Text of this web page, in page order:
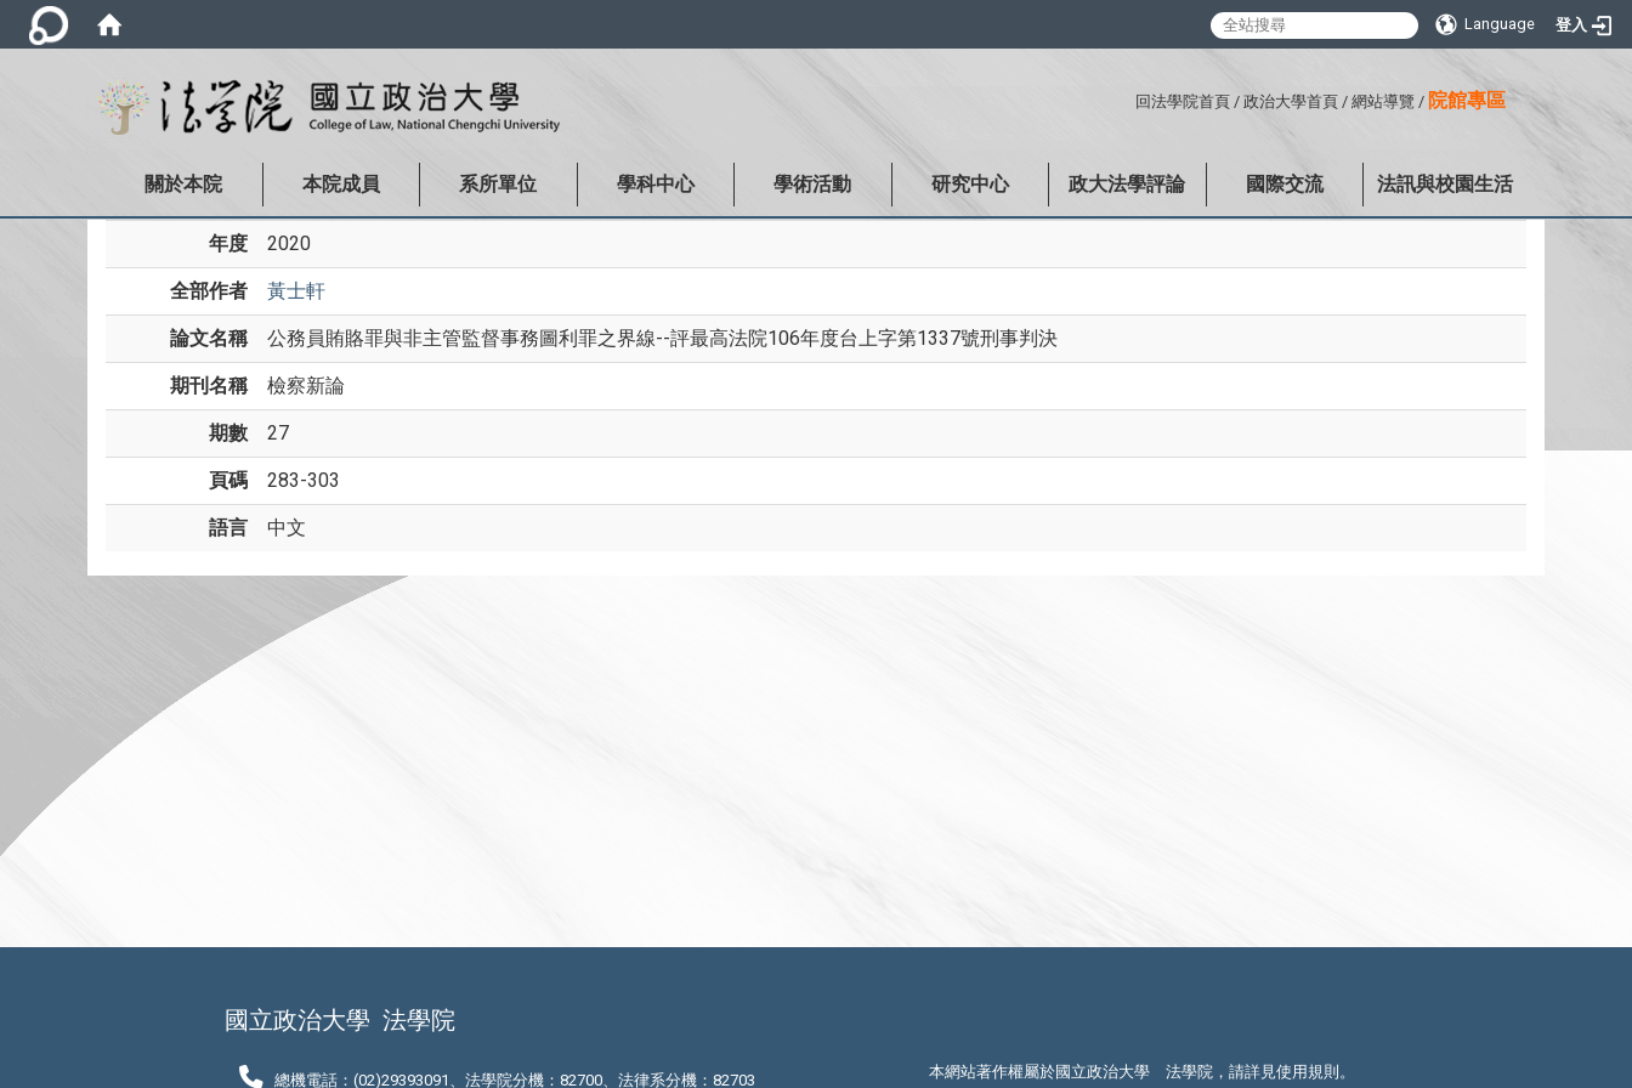
Language 登入
回法學院首頁 / 政治大學首頁 / 網站導覽 / 院館專區
關於本院 本院成員 系所單位 學科中心 學術活動 研究中心 政大法學評論 國際交流 法訊與校園生活
年度 2020
全部作者 黃士軒
論文名稱 公務員賄賂罪與非主管監督事務圖利罪之界線--評最高法院106年度台上字第1337號刑事判決
期刊名稱 檢察新論
期數 27
頁碼 283-303
語言 中文
國立政治大學 法學院
總機電話：(02)29393091、法學院分機：82700、法律系分機：82703 本網站著作權屬於國立政治大學 法學院，請詳見使用規則 。